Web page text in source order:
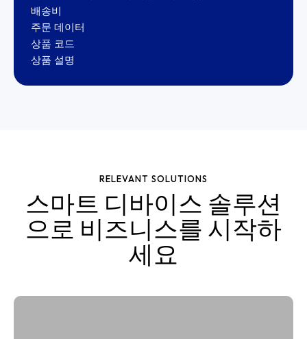
배송비
주문 데이터
상품 코드
상품 설명
RELEVANT SOLUTIONS
스마트 디바이스 솔루션
으로 비즈니스를 시작하
세요